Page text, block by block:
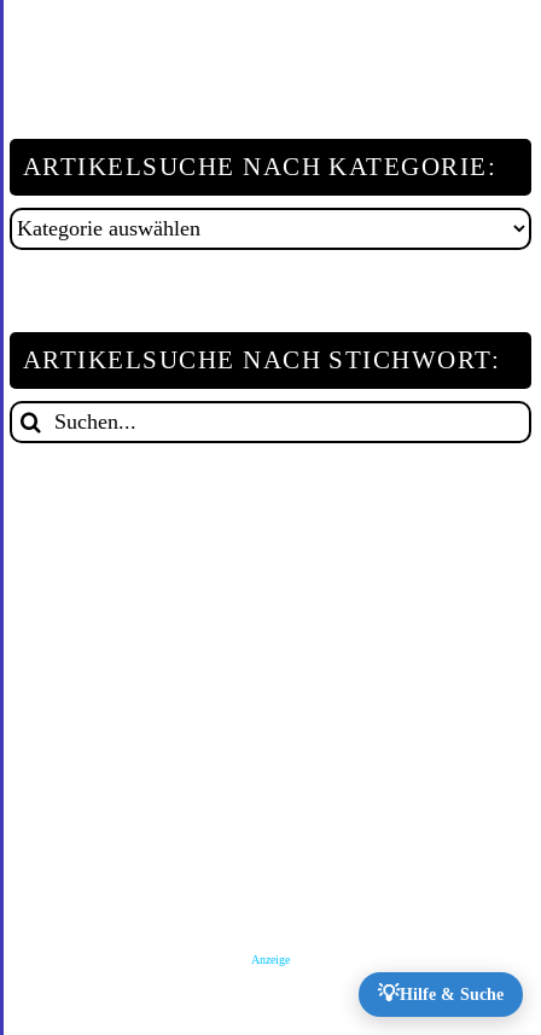
ARTIKELSUCHE NACH KATEGORIE:
Artikelsuche
ARTIKELSUCHE NACH STICHWORT:
Suche
Anzeige
💡Hilfe & Suche